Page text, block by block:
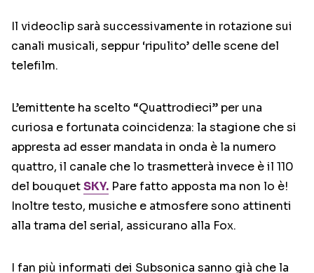
Il videoclip sarà successivamente in rotazione sui
canali musicali, seppur ‘ripulito’ delle scene del
telefilm.
L’emittente ha scelto “Quattrodieci” per una
curiosa e fortunata coincidenza: la stagione che si
appresta ad esser mandata in onda è la numero
quattro, il canale che lo trasmetterà invece è il 110
del bouquetSKY. Pare fatto apposta ma non lo è!
Inoltre testo, musiche e atmosfere sono attinenti
alla trama del serial, assicurano alla Fox.
I fan più informati dei Subsonica sanno già che la